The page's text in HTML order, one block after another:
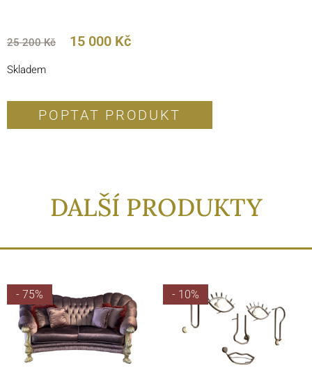
25 200Kč 15 000 Kč
Skladem
POPTAT PRODUKT
DALŠÍ PRODUKTY
- 75% - 10%